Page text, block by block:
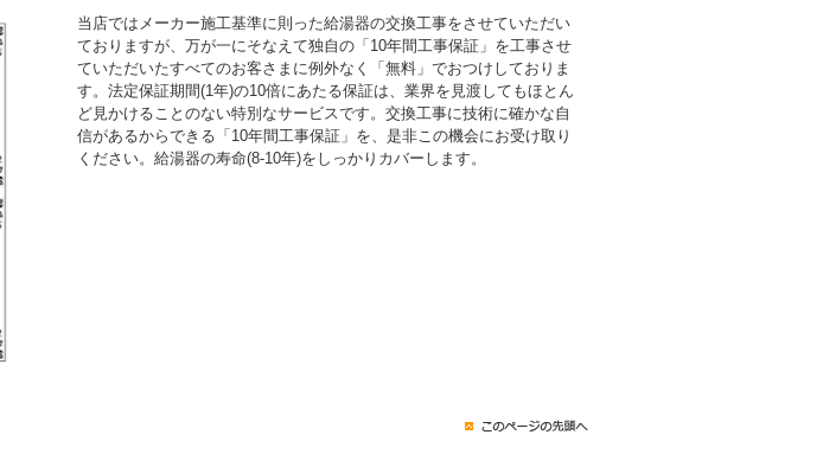
当店ではメーカー施工基準に則った給湯器の交換工事をさせていただい
ておりますが、万が一にそなえて独自の「10年間工事保証」を工事させ
ていただいたすべてのお客さまに例外なく「無料」でおつけしておりま
す。法定保証期間(1年)の10倍にあたる保証は、業界を見渡してもほとん
ど見かけることのない特別なサービスです。交換工事に技術に確かな自
信があるからできる「10年間工事保証」を、是非この機会にお受け取り
ください。給湯器の寿命(8-10年)をしっかりカバーします。